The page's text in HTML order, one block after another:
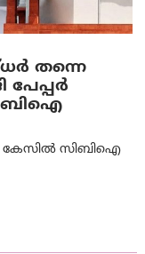
തന്നെ
പേപ്പർ
കേസിൽ സിബിഐ